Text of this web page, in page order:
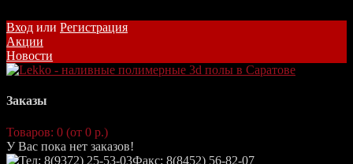
Вход или Регистрация
Акции
Новости
Заказы
Товаров: 0 (от 0 р.)
У Вас пока нет заказов!